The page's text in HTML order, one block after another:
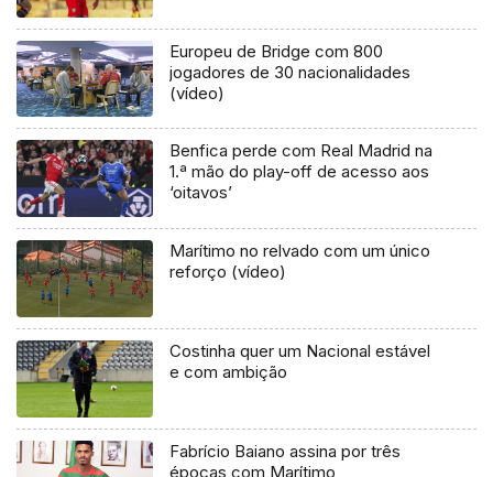
Europeu de Bridge com 800
jogadores de 30 nacionalidades
(vídeo)
Benfica perde com Real Madrid na
1.ª mão do play-off de acesso aos
‘oitavos’
Marítimo no relvado com um único
reforço (vídeo)
Costinha quer um Nacional estável
e com ambição
Fabrício Baiano assina por três
épocas com Marítimo